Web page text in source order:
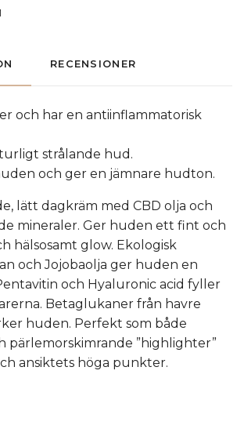
RECENSIONER
och har en antiinflammatorisk
strålande hud.
och ger en jämnare hudton.
lätt dagkräm med CBD olja och
mineraler. Ger huden ett fint och
hälsosamt glow. Ekologisk
och Jojobaolja ger huden en
och Hyaluronic acid fyller
Betaglukaner från havre
huden. Perfekt som både
pärlemorskimrande ”highlighter”
ansiktets höga punkter.